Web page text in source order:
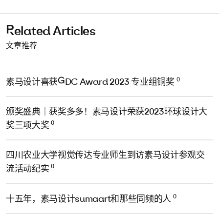
Related Articles
文章推荐
素马设计喜获GDC Award 2023 专业组铜奖 0
颁奖盛典｜获奖多多！素马设计荣获2023环球设计大
奖三项大奖 0
四川农业大学视觉传达专业师生到访素马设计参观交
流活动纪实 0
十五年，素马设计sumaart和那些同频的人 0